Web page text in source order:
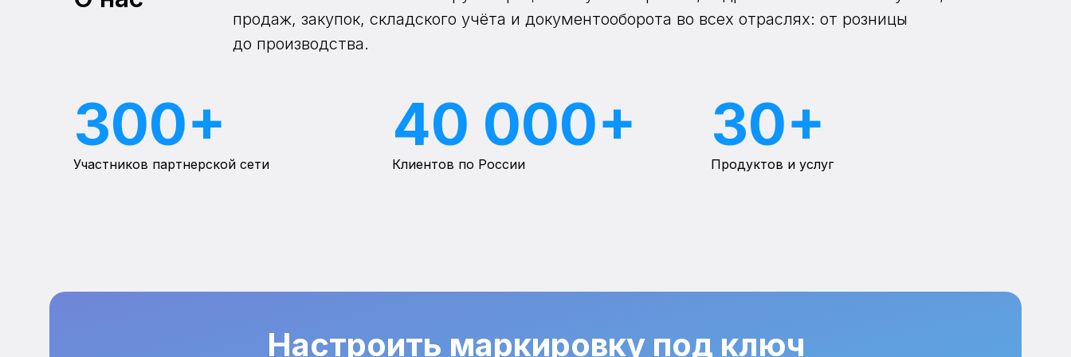
продаж, закупок, складского учёта и документооборота во всех отраслях: от розницы
до производства.
300+
Участников партнерской сети
40 000+
Клиентов по России
30+
Продуктов и услуг
Настроить маркировку под ключ